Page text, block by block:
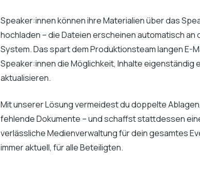
Speaker:innen können ihre Materialien über das
hochladen – die Dateien erscheinen automatisch an
System. Das spart dem Produktionsteam langen E-
Speaker:innen die Möglichkeit, Inhalte eigenständig
aktualisieren.
Mit unserer Lösung vermeidest du doppelte
fehlende Dokumente – und schaffst stattdessen
verlässliche Medienverwaltung für dein gesamtes
immer aktuell, für alle Beteiligten.